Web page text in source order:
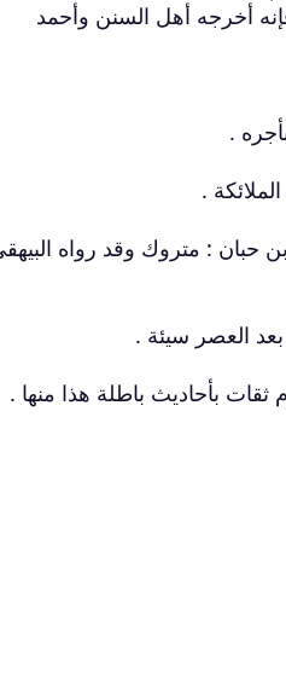
أخرجه أهل السنن وأحمد
حبان : متروك وقد رواه
بأحاديث باطلة هذا منها .